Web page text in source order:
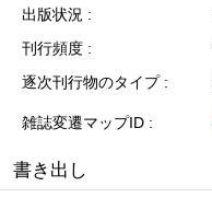
出版状況
刊行頻度
逐次刊行物のタイプ
雑誌変遷マップID
書き出し